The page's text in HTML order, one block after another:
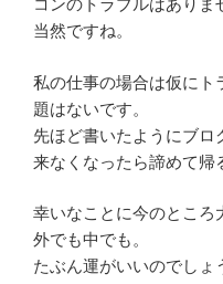
コンのトラブルはありま
当然ですね。
私の仕事の場合は仮にト
題はないです。
先ほど書いたようにブロ
来なくなったら諦めて帰
幸いなことに今のところ
外でも中でも。
たぶん運がいいのでしょ